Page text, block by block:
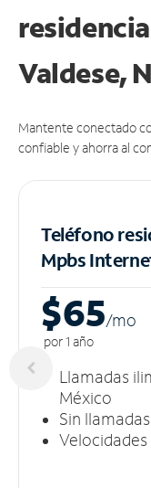
Valdese,
Mantente conectado
confiable y ahorra al
Teléfono
Mpbs
$65/mo
por 1 año
Llamadas
México
Sin